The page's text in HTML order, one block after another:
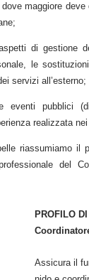
maggiore deve
di gestione
le
servizi all’esterno;
eventi pubblici
realizzata
riassumiamo il
del
PROFILO
Assicura il